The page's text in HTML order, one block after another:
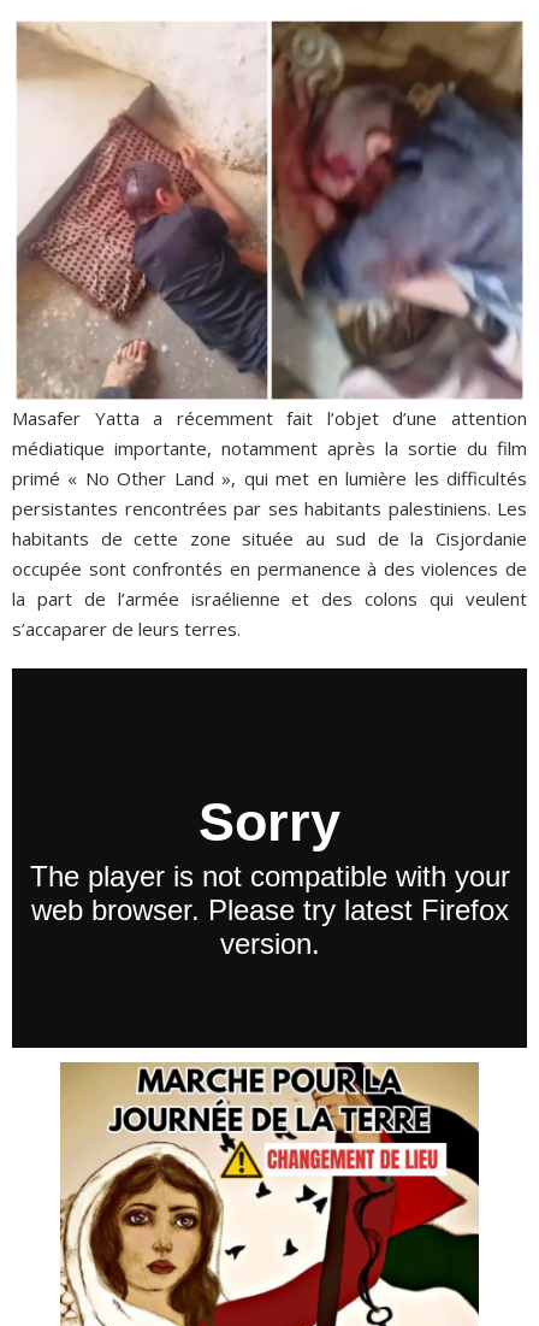
Masafer Yatta a récemment fait l’objet d’une attention
médiatique importante, notamment après la sortie du film
primé « No Other Land », qui met en lumière les difficultés
persistantes rencontrées par ses habitants palestiniens. Les
habitants de cette zone située au sud de la Cisjordanie
occupée sont confrontés en permanence à des violences de
la part de l’armée israélienne et des colons qui veulent
s’accaparer de leurs terres.